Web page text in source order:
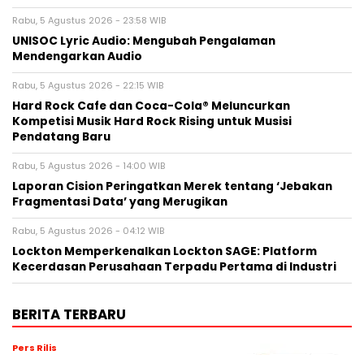
Rabu, 5 Agustus 2026 - 23:58 WIB
UNISOC Lyric Audio: Mengubah Pengalaman
Mendengarkan Audio
Rabu, 5 Agustus 2026 - 22:15 WIB
Hard Rock Cafe dan Coca-Cola® Meluncurkan
Kompetisi Musik Hard Rock Rising untuk Musisi
Pendatang Baru
Rabu, 5 Agustus 2026 - 14:00 WIB
Laporan Cision Peringatkan Merek tentang ‘Jebakan
Fragmentasi Data’ yang Merugikan
Rabu, 5 Agustus 2026 - 04:12 WIB
Lockton Memperkenalkan Lockton SAGE: Platform
Kecerdasan Perusahaan Terpadu Pertama di Industri
BERITA TERBARU
Pers Rilis